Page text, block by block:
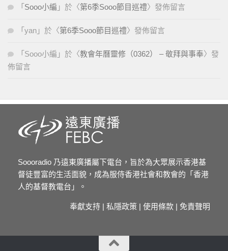
「 Sooo小編 」於〈第6季Sooo節目巡禮〉發佈留言
「 yan 」於〈第6季Sooo節目巡禮〉發佈留言
「 Sooo小編 」於〈教會年曆靈修（0362） – 敬拜與事奉〉發
佈留言
Soooradio 乃遠東廣播屬下電台，旨於為大眾展示香港基
督徒豐富的生活面貌，成為服侍香港社會和教會的「香港
人的基督教電台」。
奉獻支持 | 私隱政策 | 使用條款 | 免責聲明